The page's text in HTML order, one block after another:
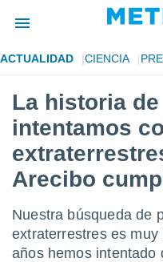
de
por
la
que se
calidad.
las
ACTUALIDAD CIENCIA
La historia
intentamos
Arecibo
Nuestra búsqueda de
extraterrestres es
años hemos intentado